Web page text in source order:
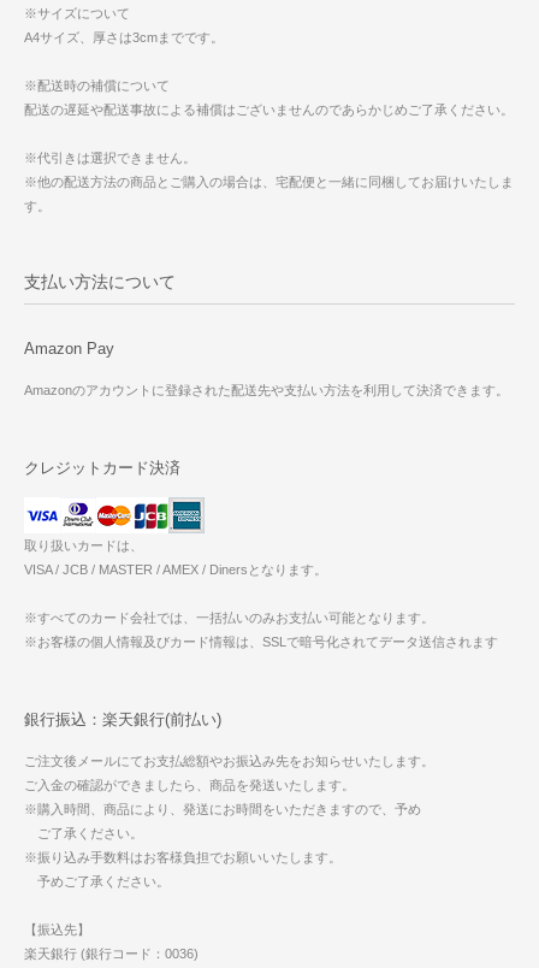
※サイズについて
A4サイズ、厚さは3cmまでです。
※配送時の補償について
配送の遅延や配送事故による補償はございませんのであらかじめご了承ください。
※代引きは選択できません。
※他の配送方法の商品とご購入の場合は、宅配便と一緒に同梱してお届けいたしま
す。
支払い方法について
Amazon Pay
Amazonのアカウントに登録された配送先や支払い方法を利用して決済できます。
クレジットカード決済
取り扱いカードは、
VISA / JCB / MASTER / AMEX / Dinersとなります。
※すべてのカード会社では、一括払いのみお支払い可能となります。
※お客様の個人情報及びカード情報は、SSLで暗号化されてデータ送信されます
銀行振込：楽天銀行(前払い)
ご注文後メールにてお支払総額やお振込み先をお知らせいたします。
ご入金の確認ができましたら、商品を発送いたします。
※購入時間、商品により、発送にお時間をいただきますので、予め
ご了承ください。
※振り込み手数料はお客様負担でお願いいたします。
予めご了承ください。
【振込先】
楽天銀行 (銀行コード：0036)